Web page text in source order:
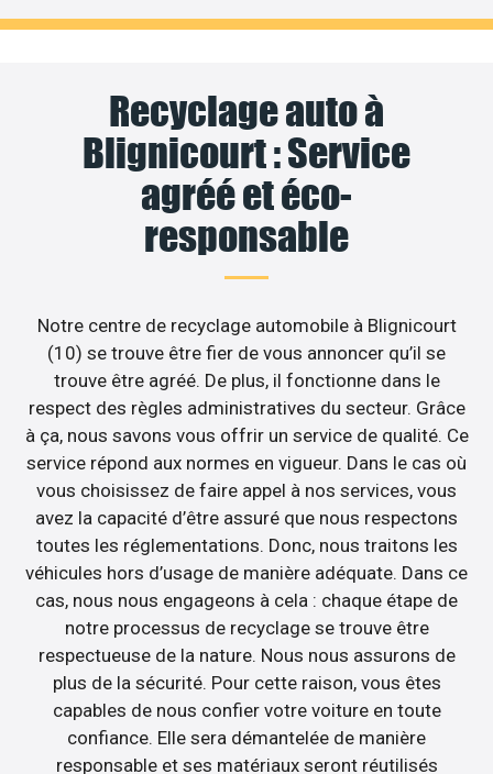
Recyclage auto à
Blignicourt : Service
agréé et éco-
responsable
Notre centre de recyclage automobile à Blignicourt
(10) se trouve être fier de vous annoncer qu’il se
trouve être agréé. De plus, il fonctionne dans le
respect des règles administratives du secteur. Grâce
à ça, nous savons vous offrir un service de qualité. Ce
service répond aux normes en vigueur. Dans le cas où
vous choisissez de faire appel à nos services, vous
avez la capacité d’être assuré que nous respectons
toutes les réglementations. Donc, nous traitons les
véhicules hors d’usage de manière adéquate. Dans ce
cas, nous nous engageons à cela : chaque étape de
notre processus de recyclage se trouve être
respectueuse de la nature. Nous nous assurons de
plus de la sécurité. Pour cette raison, vous êtes
capables de nous confier votre voiture en toute
confiance. Elle sera démantelée de manière
responsable et ses matériaux seront réutilisés